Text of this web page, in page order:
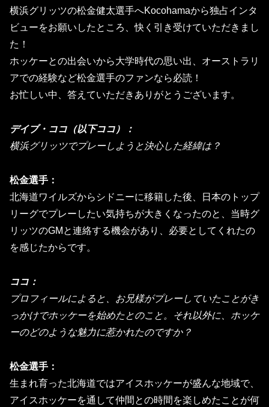
横浜グリッツの松金健太選手へKocohamaから独占インタ
ビューをお願いしたところ、快く引き受けていただきまし
た！
ホッケーとの出会いから大学時代の思い出、オーストラリ
アでの経験など松金選手のファンなら必読！
お忙しい中、 答えていただきありがとうございます。
デイブ・ココ（以下ココ）：
横浜グリッツでプレーしようと決心した経緯は？
松金選手：
北海道ワイルズからシドニーに移籍した後、
日本のトップ
リーグでプレーしたい気持ちが大きくなったのと、 当時グ
リッツのGMと連絡する機会があり、 必要としてくれたの
を感じたからです。
ココ：
プロフィールによると、
お兄様がプレーしていたことがき
っかけでホッケーを始めたとのこ と。それ以外に、ホッケ
ーのどのような魅力に惹かれたのですか？
松金選手：
生まれ育った北海道ではアイスホッケーが盛んな地域で、
アイスホッケーを通して仲間との時間を楽しめたことが何